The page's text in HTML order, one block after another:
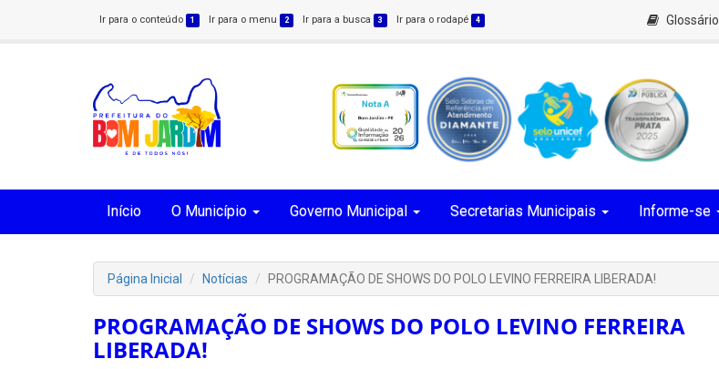
Ir para o conteúdo 1 Ir para o menu 2 Ir para a busca 3 Ir para o rodapé 4 Glossário
Início O Município Governo Municipal Secretarias Municipais Informe-se
Página Inicial Notícias PROGRAMAÇÃO DE SHOWS DO POLO LEVINO FERREIRA LIBERADA!
PROGRAMAÇÃO DE SHOWS DO POLO LEVINO FERREIRA
LIBERADA!